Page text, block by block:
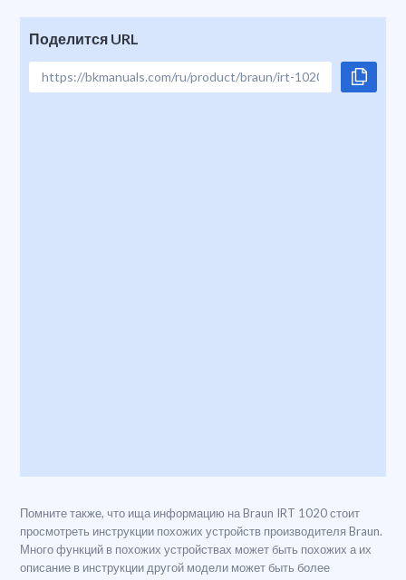
Поделится URL
Помните также, что ища информацию на Braun IRT 1020 стоит
просмотреть инструкции похожих устройств производителя Braun.
Много функций в похожих устройствах может быть похожих а их
описание в инструкции другой модели может быть более